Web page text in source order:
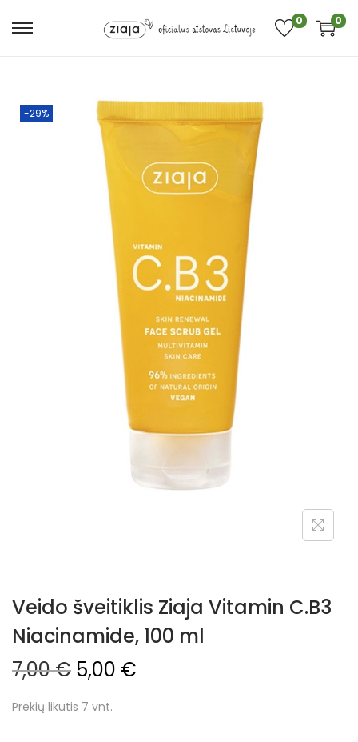
0 0
-29%
Veido šveitiklis Ziaja Vitamin C.B3
Niacinamide, 100 ml
7,00€ 5,00 €
Prekių likutis 7 vnt.